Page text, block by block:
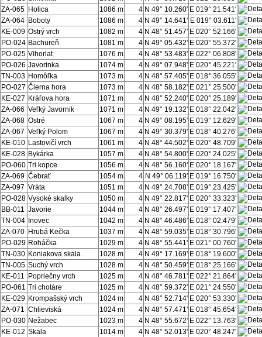
ZA-065 Holica 1086 m 4 N 49° 10.260' E 019° 21.541'
ZA-064 Boboty 1086 m 4 N 49° 14.641' E 019° 03.611'
KE-009 Ostrý vrch 1082 m 4 N 48° 51.457' E 020° 52.166'
PO-024 Bachureň 1081 m 4 N 49° 05.432' E 020° 55.372'
PO-025 Vihorlat 1076 m 4 N 48° 53.483' E 022° 06.808'
PO-026 Javorinka 1074 m 4 N 49° 07.948' E 020° 45.221'
TN-003 Homôľka 1073 m 4 N 48° 57.405' E 018° 36.055'
PO-027 Čierna hora 1073 m 4 N 48° 58.182' E 021° 25.500'
KE-027 Kráľova hora 1071 m 4 N 48° 52.240' E 020° 25.189'
ZA-066 Veľký Javornik 1071 m 4 N 49° 19.132' E 018° 22.042'
ZA-068 Ostré 1067 m 4 N 49° 08.195' E 019° 12.629'
ZA-067 Veľký Polom 1067 m 4 N 49° 30.379' E 018° 40.276'
KE-010 Lastovičí vrch 1061 m 4 N 48° 44.502' E 020° 48.709'
KE-028 Bykárka 1057 m 4 N 48° 54.800' E 020° 24.025'
PO-060 Tri kopce 1056 m 4 N 48° 56.160' E 020° 18.167'
ZA-069 Čebrať 1054 m 4 N 49° 06.119' E 019° 16.750'
ZA-097 Vráta 1051 m 4 N 49° 24.708' E 019° 23.425'
PO-028 Vysoké skalky 1050 m 4 N 49° 22.817' E 020° 33.323'
BB-011 Javorie 1044 m 4 N 48° 26.497' E 019° 17.407'
TN-004 Inovec 1042 m 4 N 48° 46.486' E 018° 02.479'
ZA-070 Hrubá Kečka 1037 m 4 N 48° 59.035' E 018° 30.796'
PO-029 Roháčka 1029 m 4 N 48° 55.441' E 021° 00.760'
TN-030 Koniakova skala 1028 m 4 N 49° 17.169' E 018° 19.600'
TN-005 Suchý vrch 1028 m 4 N 48° 50.459' E 018° 25.166'
KE-011
Popriečny vrch 1025 m 4 N 48° 46.781' E 022° 21.864'
PO-061 Tri chotáre 1025 m 4 N 48° 59.372' E 021° 24.550'
KE-029 Krompašský vrch 1024 m 4 N 48° 52.714' E 020° 53.330'
ZA-071 Chlieviská 1024 m 4 N 48° 57.471' E 018° 45.654'
PO-030 Nežabec 1023 m 4 N 48° 55.672' E 022° 13.763'
KE-012 Skala 1014 m 4 N 48° 52.013' E 020° 48.247'